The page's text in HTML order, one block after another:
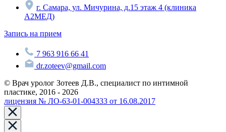
г. Самара, ул. Мичурина, д.15 этаж 4 (клиника
А2МЕД)
Запись на прием
7 963 916 66 41
dr.zoteev@gmail.com
© Врач уролог Зотеев Д.В., специалист по интимной
пластике, 2016 - 2026
лицензия № ЛО-63-01-004333 от 16.08.2017